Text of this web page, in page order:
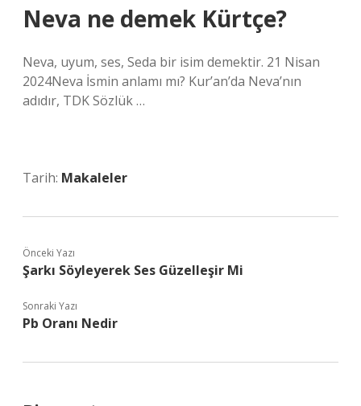
Neva ne demek Kürtçe?
Neva, uyum, ses, Seda bir isim demektir. 21 Nisan
2024Neva İsmin anlamı mı? Kur’an’da Neva’nın
adıdır, TDK Sözlük …
Tarih: Makaleler
Önceki Yazı
Şarkı Söyleyerek Ses Güzelleşir Mi
Sonraki Yazı
Pb Oranı Nedir